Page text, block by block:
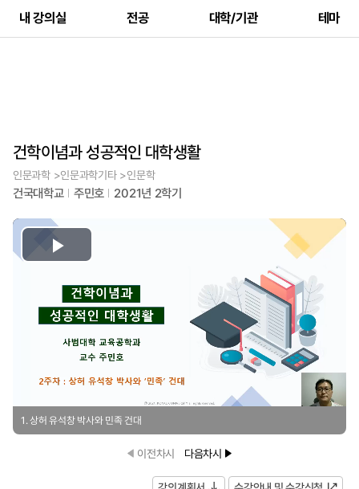
내 강의실 전공 대학/기관 테마
건학이념과 성공적인 대학생활
인문과학 >인문과학기타 >인문학
건국대학교 주민호 2021년 2학기
Play
Video
1. 상허 유석창 박사와 민족 건대
이전차시 다음차시